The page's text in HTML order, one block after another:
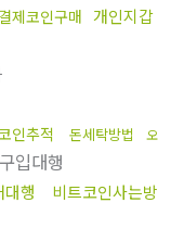
제코인구매 개인지갑
인추적 돈세탁방법
오
입대행
행
비트코인사는방